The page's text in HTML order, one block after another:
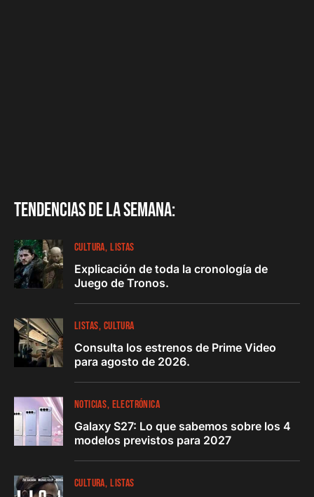
Tendencias de la semana:
CULTURA LISTAS
Explicación de toda la cronología de
Juego de Tronos.
LISTAS CULTURA
Consulta los estrenos de Prime Video
para agosto de 2026.
NOTICIAS ELECTRÓNICA
Galaxy S27: Lo que sabemos sobre los 4
modelos previstos para 2027
CULTURA LISTAS